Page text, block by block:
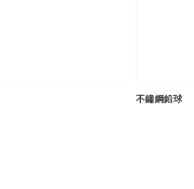
不鏽鋼鉛球